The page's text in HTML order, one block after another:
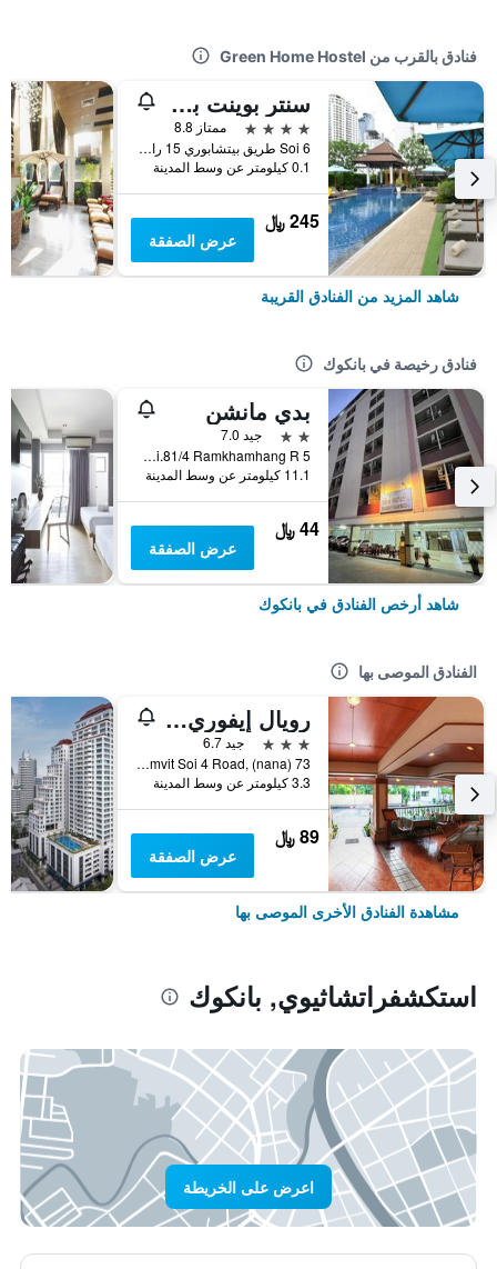
فنادق بالقرب من Green Home Hostel
سنتر بوينت بلس هوتل براتونام
4 نجوم
ممتاز 8.8
6 Soi طريق بيتشابوري 15 راجتيفي, بانكوك, تايلاند
0.1 كيلومتر عن وسط المدينة
245 ﷼
عرض الصفقة
شاهد المزيد من الفنادق القريبة
فنادق رخيصة في بانكوك
بدي مانشن
2 نجمتين
جيد 7.0
5 Soi.81/4 Ramkhamhang R., بانكوك, تايلاند
11.1 كيلومتر عن وسط المدينة
44 ﷼
عرض الصفقة
شاهد أرخص الفنادق في بانكوك
الفنادق الموصى بها
رويال إيفوري سوكومفيت نانا
3 نجوم
جيد 6.7
73 Sukhumvit Soi 4 Road, (nana), بانكوك, تايلاند
3.3 كيلومتر عن وسط المدينة
89 ﷼
عرض الصفقة
مشاهدة الفنادق الأخرى الموصى بها
استكشفراتشاثيوي, بانكوك
اعرض على الخريطة